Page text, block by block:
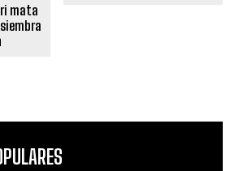
mata